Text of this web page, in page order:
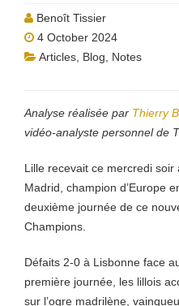
Benoît Tissier
4 October 2024
Articles Blog
Notes
Analyse réalisée par Thierry
vidéo-analyste personnel de
Lille recevait ce mercredi
Madrid, champion d’Europe
deuxième journée de ce
Champions.
Défaits 2-0 à Lisbonne face
première journée, les lillois
sur l’ogre madrilène,